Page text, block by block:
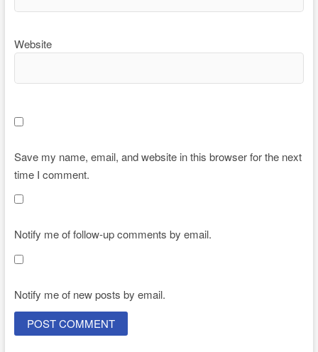
Website
Save my name, email, and website in this browser for the next
time I comment.
Notify me of follow-up comments by email.
Notify me of new posts by email.